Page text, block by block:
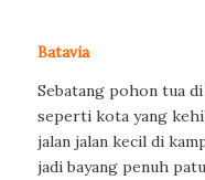
Batavia
Sebatang pohon tua
seperti kota yang
jalan jalan kecil di
jadi bayang penuh